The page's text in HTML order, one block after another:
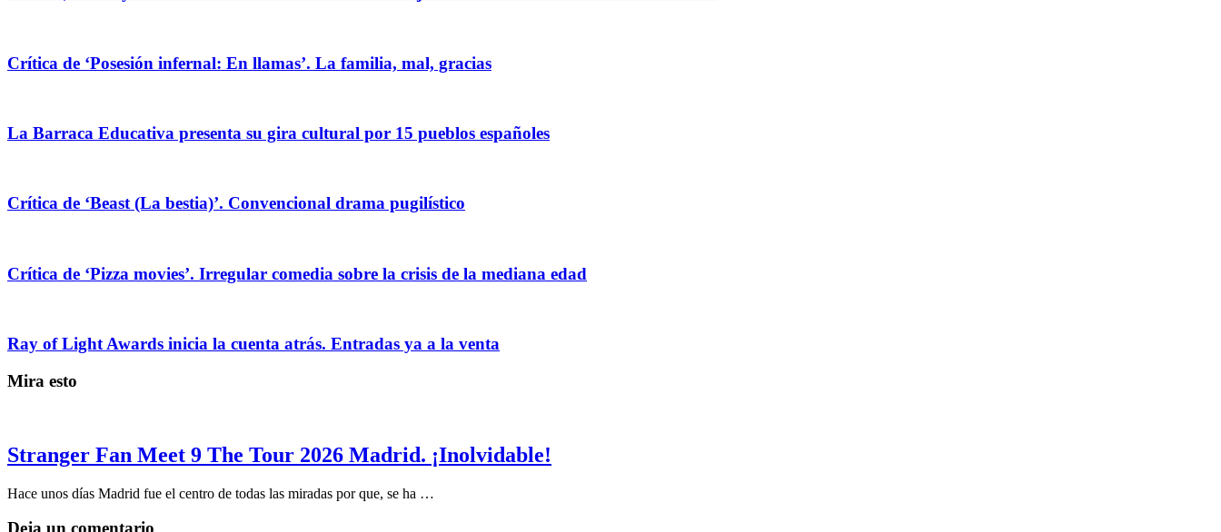
Crítica de ‘Posesión infernal: En llamas’. La familia, mal, gracias
La Barraca Educativa presenta su gira cultural por 15 pueblos españoles
Crítica de ‘Beast (La bestia)’. Convencional drama pugilístico
Crítica de ‘Pizza movies’. Irregular comedia sobre la crisis de la mediana edad
Ray of Light Awards inicia la cuenta atrás. Entradas ya a la venta
Mira esto
Stranger Fan Meet 9 The Tour 2026 Madrid. ¡Inolvidable!
Hace unos días Madrid fue el centro de todas las miradas por que, se ha …
Deja un comentario